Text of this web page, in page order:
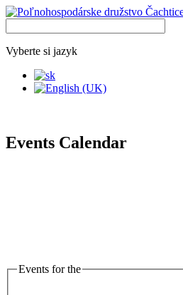
Vyberte si jazyk
Events Calendar
Events for the